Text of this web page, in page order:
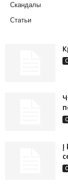
Скандалы
Статьи
Į